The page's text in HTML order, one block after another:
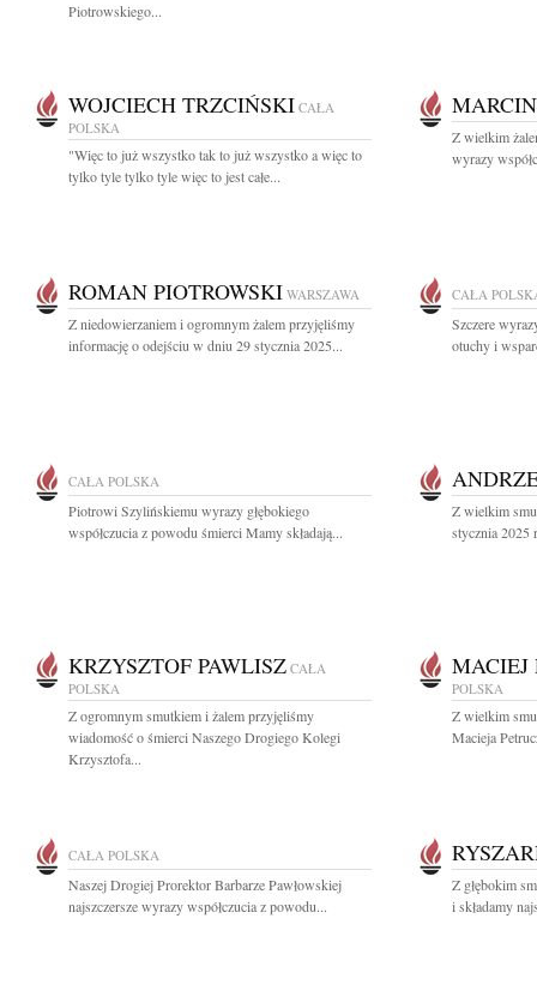
Piotrowskiego...
WOJCIECH TRZCIŃSKI CAŁA
POLSKA
"Więc to już wszystko tak to już wszystko a więc to
tylko tyle tylko tyle więc to jest całe...
Z wielkim
wyrazy
ROMAN PIOTROWSKI WARSZAWA
Z niedowierzaniem i ogromnym żalem przyjęliśmy
informację o odejściu w dniu 29 stycznia 2025...
CAŁA
Szczere
otuchy i
CAŁA POLSKA
Piotrowi Szylińskiemu wyrazy głębokiego
współczucia z powodu śmierci Mamy składają...
Z wielkim
stycznia 2025
KRZYSZTOF PAWLISZ CAŁA
POLSKA
Z ogromnym smutkiem i żalem przyjęliśmy
wiadomość o śmierci Naszego Drogiego Kolegi
Krzysztofa...
MACIEJ
POLSKA
Z wielkim
Macieja
CAŁA POLSKA
Naszej Drogiej Prorektor Barbarze Pawłowskiej
najszczersze wyrazy współczucia z powodu...
Z głębokim
i składamy